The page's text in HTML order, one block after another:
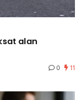
alan
0 11